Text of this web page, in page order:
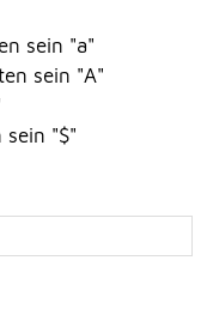
sein "a"
sein "A"
sein "$"